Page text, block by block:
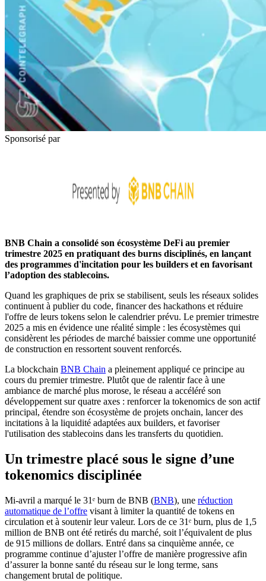
Sponsorisé par
BNB Chain a consolidé son écosystème DeFi au premier
trimestre 2025 en pratiquant des burns disciplinés, en lançant
des programmes d'incitation pour les builders et en favorisant
l’adoption des stablecoins.
Quand les graphiques de prix se stabilisent, seuls les réseaux solides
continuent à publier du code, financer des hackathons et réduire
l'offre de leurs tokens selon le calendrier prévu. Le premier trimestre
2025 a mis en évidence une réalité simple : les écosystèmes qui
considèrent les périodes de marché baissier comme une opportunité
de construction en ressortent souvent renforcés.
La blockchain BNB Chain a pleinement appliqué ce principe au
cours du premier trimestre. Plutôt que de ralentir face à une
ambiance de marché plus morose, le réseau a accéléré son
développement sur quatre axes : renforcer la tokenomics de son actif
principal, étendre son écosystème de projets onchain, lancer des
incitations à la liquidité adaptées aux builders, et favoriser
l'utilisation des stablecoins dans les transferts du quotidien.
Un trimestre placé sous le signe d’une
tokenomics disciplinée
Mi-avril a marqué le 31ᵉ burn de BNB (BNB), une réduction
automatique de l’offre visant à limiter la quantité de tokens en
circulation et à soutenir leur valeur. Lors de ce 31ᵉ burn, plus de 1,5
million de BNB ont été retirés du marché, soit l’équivalent de plus
de 915 millions de dollars. Entré dans sa cinquième année, ce
programme continue d’ajuster l’offre de manière progressive afin
d’assurer la bonne santé du réseau sur le long terme, sans
changement brutal de politique.